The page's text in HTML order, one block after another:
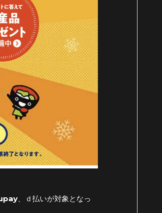
、ｄ払いが対象となっ